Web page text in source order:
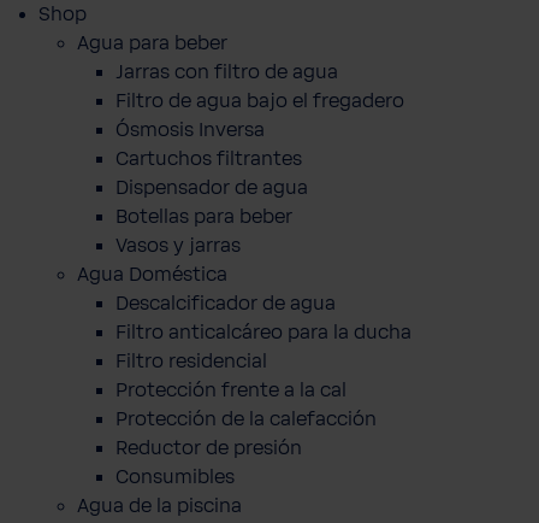
Shop
Agua para beber
Jarras con filtro de agua
Filtro de agua bajo el fregadero
Ósmosis Inversa
Cartuchos filtrantes
Dispensador de agua
Botellas para beber
Vasos y jarras
Agua Doméstica
Descalcificador de agua
Filtro anticalcáreo para la ducha
Filtro residencial
Protección frente a la cal
Protección de la calefacción
Reductor de presión
Consumibles
Agua de la piscina